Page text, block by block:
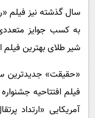
سال گذشته نیز فیلم
به کسب جوایز متعددی
شیر طلای بهترین
«حقیقت» جدیدترین
فیلم افتتاحیه
آمریکایی «ارتداد